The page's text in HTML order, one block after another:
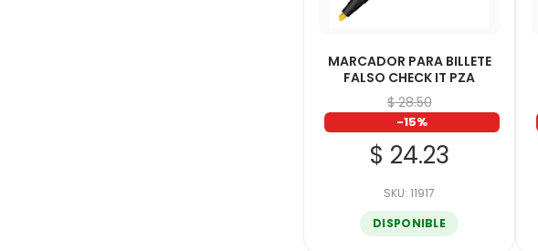
MARCADOR PARA BILLETE
FALSO CHECK IT PZA
$ 28.50
-15%
$ 24.23
SKU: 11917
DISPONIBLE